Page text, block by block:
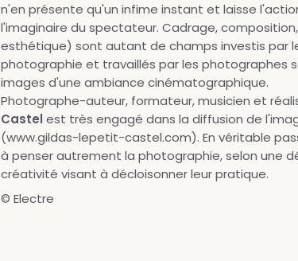
n'en présente qu'un infime instant et laisse
l'imaginaire du spectateur. Cadrage,
esthétique) sont autant de champs investis par
photographie et travaillés par les photographes
images d'une ambiance cinématographique.
Photographe-auteur, formateur, musicien et
Castelest très engagé dans la diffusion de
(www.gildas-lepetit-castel.com). En véritable
à penser autrement la photographie, selon une
créativité visant à décloisonner leur pratique.
© Electre